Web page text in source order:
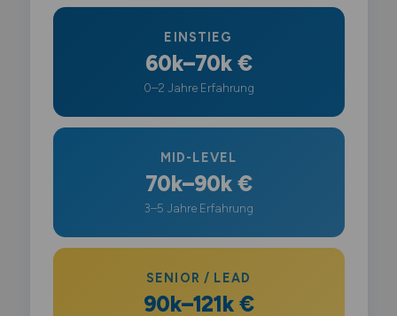
EINSTIEG
60k–70k €
0–2 Jahre Erfahrung
MID-LEVEL
70k–90k €
3–5 Jahre Erfahrung
SENIOR / LEAD
90k–121k €